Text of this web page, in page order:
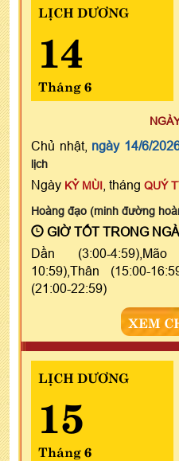
LỊCH DƯƠNG
14
Tháng 6
Chủ nhật, ngày 14/6/
lịch
Ngày KỶ MÙI , tháng QUÝ
Hoàng đạo (minh đường
GIỜ TỐT TRONG
Dần (3:00-
10:59),Thân (15:00-
(21:00-22:59)
XEM
LỊCH DƯƠNG
15
Tháng 6